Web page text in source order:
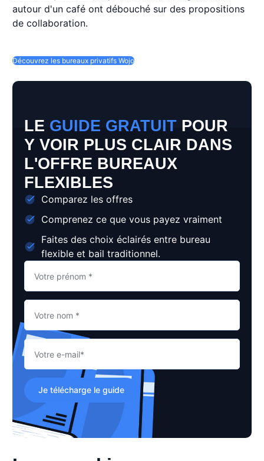
autour d'un café ont débouché sur des propositions
de collaboration.
Découvrez les bureaux privatifs Wojo
LE GUIDE GRATUIT POUR
Y VOIR PLUS CLAIR DANS
L'OFFRE BUREAUX
FLEXIBLES
Comparez les offres
Comprenez ce que vous payez vraiment
Faites des choix éclairés entre bureau
flexible et bail traditionnel.
Je télécharge le guide